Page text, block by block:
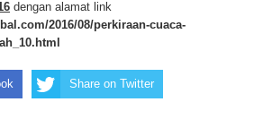
dengan alamat link
2016/08/perkiraan-cuaca-
Share on Twitter